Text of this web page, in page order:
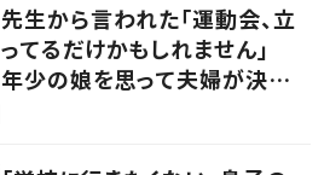
先生から言われた「運動会、立
ってるだけかもしれません」
年少の娘を思って夫婦が決め